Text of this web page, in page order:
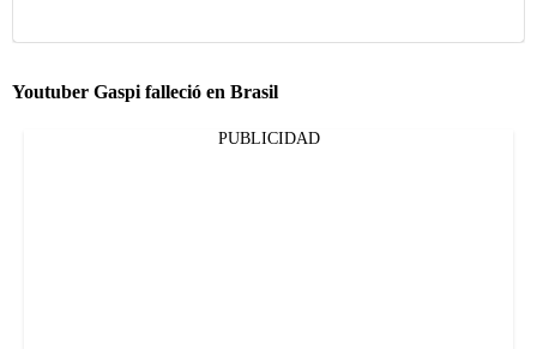
Youtuber Gaspi falleció en Brasil
PUBLICIDAD